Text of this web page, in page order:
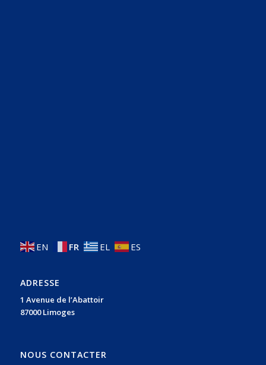
EN FR EL ES
ADRESSE
1 Avenue de l’Abattoir
87000 Limoges
NOUS CONTACTER